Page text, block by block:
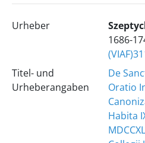
Urheber
Titel- und
Urheberangaben
De
Oratio
Habita